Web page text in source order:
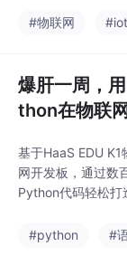
备之间的传输过程
#物联网 #iot
爆肝一周，
thon在物联
语音助手
基于HaaS EDU K1
网开发板，通过数
Python代码轻松打
#python
#